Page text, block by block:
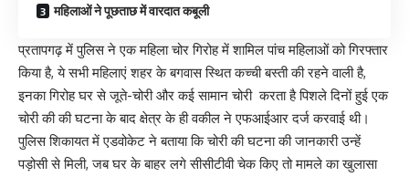
महिलाओं ने पूछताछ में वारदात कबूली
प्रतापगढ़ में पुलिस ने एक महिला चोर गिरोह में शामिल पांच महिलाओं को गिरफ्तार
किया है, ये सभी महिलाएं शहर के बगवास स्थित कच्ची बस्ती की रहने वाली है,
इनका गिरोह घर से जूते-चोरी और कई सामान चोरी करता है पिशले दिनों हुई एक
चोरी की की घटना के बाद क्षेत्र के ही वकील ने एफआईआर दर्ज करवाई थी।
पुलिस शिकायत में एडवोकेट ने बताया कि चोरी की घटना की जानकारी उन्हें
पड़ोसी से मिली, जब घर के बाहर लगे सीसीटीवी चेक किए तो मामले का खुलासा